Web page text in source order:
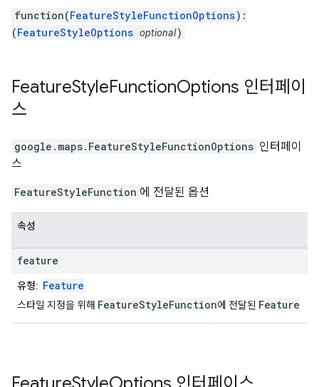
function(FeatureStyleFunctionOptions):
(FeatureStyleOptions optional)
FeatureStyleFunctionOptions 인터페이
스
google.maps. FeatureStyleFunctionOptions 인터페이
스
FeatureStyleFunction 에 전달된 옵션
속성
feature
유형: Feature
스타일 지정을 위해 FeatureStyleFunction에 전달된 Feature